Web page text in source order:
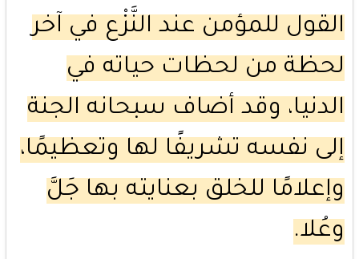
القول للمؤمن عند النَّزْع في آخر
لحظة من لحظات حياته في
الدنيا، وقد أضاف سبحانه الجنة
إلى نفسه تشريفًا لها وتعظيمًا،
وإعلامًا للخلق بعنايته بها جَلَّ
وعُلا.